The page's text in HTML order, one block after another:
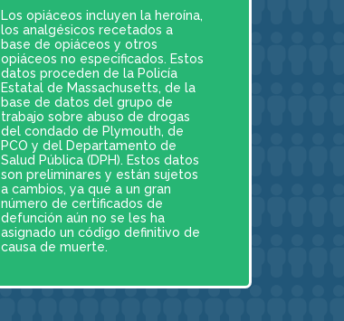
Los opiáceos incluyen la heroína,
los analgésicos recetados a
base de opiáceos y otros
opiáceos no especificados. Estos
datos proceden de la Policía
Estatal de Massachusetts, de la
base de datos del grupo de
trabajo sobre abuso de drogas
del condado de Plymouth, de
PCO y del Departamento de
Salud Pública (DPH). Estos datos
son preliminares y están sujetos
a cambios, ya que a un gran
número de certificados de
defunción aún no se les ha
asignado un código definitivo de
causa de muerte.